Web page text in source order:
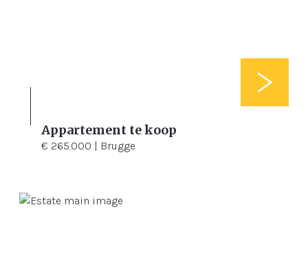
1 102 m²
Appartement te koop
€ 265.000 | Brugge